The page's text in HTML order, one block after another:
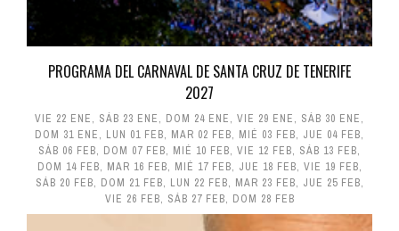
PROGRAMA DEL CARNAVAL DE SANTA CRUZ DE TENERIFE
2027
VIE 22 ENE, SÁB 23 ENE, DOM 24 ENE, VIE 29 ENE, SÁB 30 ENE,
DOM 31 ENE, LUN 01 FEB, MAR 02 FEB, MIÉ 03 FEB, JUE 04 FEB,
SÁB 06 FEB, DOM 07 FEB, MIÉ 10 FEB, VIE 12 FEB, SÁB 13 FEB,
DOM 14 FEB, MAR 16 FEB, MIÉ 17 FEB, JUE 18 FEB, VIE 19 FEB,
SÁB 20 FEB, DOM 21 FEB, LUN 22 FEB, MAR 23 FEB, JUE 25 FEB,
VIE 26 FEB, SÁB 27 FEB, DOM 28 FEB